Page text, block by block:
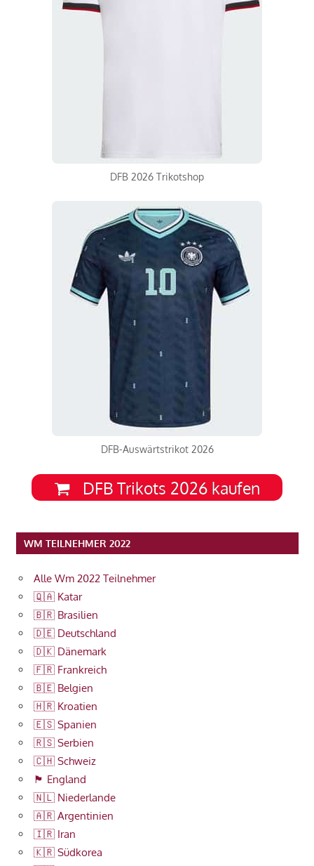
DFB 2026 Trikotshop
DFB-Auswärtstrikot 2026
DFB Trikots 2026 kaufen
WM TEILNEHMER 2022
Alle Wm 2022 Teilnehmer
🇶🇦 Katar
🇧🇷 Brasilien
🇩🇪 Deutschland
🇩🇰 Dänemark
🇫🇷 Frankreich
🇧🇪 Belgien
🇭🇷 Kroatien
🇪🇸 Spanien
🇷🇸 Serbien
🇨🇭 Schweiz
🏴󠁧󠁢󠁥󠁮󠁧󠁿 England
🇳🇱 Niederlande
🇦🇷 Argentinien
🇮🇷 Iran
🇰🇷 Südkorea